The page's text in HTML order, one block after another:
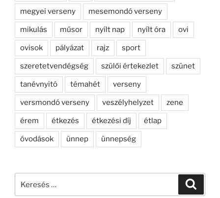
megyei verseny mesemondó verseny
mikulás műsor nyílt nap nyílt óra ovi
ovisok pályázat rajz sport
szeretetvendégség szülői értekezlet szünet
tanévnyitó témahét verseny
versmondó verseny veszélyhelyzet zene
érem étkezés étkezési díj étlap
óvodások ünnep ünnepség